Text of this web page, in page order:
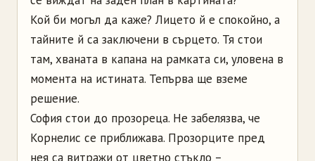
Кой би могъл да каже? Лицето й е спокойно, а
тайните й са заключени в сърцето. Тя стои
там, хваната в капана на рамката си, уловена в
момента на истината. Тепърва ще вземе
решение.
София стои до прозореца. Не забелязва, че
Корнелис се приближава. Прозорците пред
нея са витражи от цветно стъкло –